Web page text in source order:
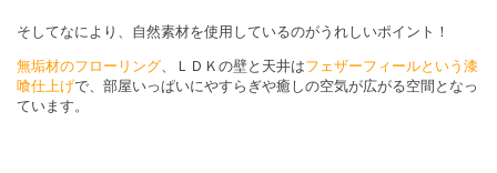
そしてなにより、自然素材を使用しているのがうれしいポイント！
無垢材のフローリング 、ＬＤＫの壁と天井はフェザーフィールという漆
喰仕上げで、部屋いっぱいにやすらぎや癒しの空気が広がる空間となっ
ています。